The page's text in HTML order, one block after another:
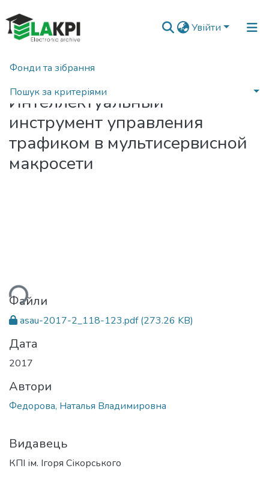
Увійти
Фонди та зібрання
Пошук за критеріями
Головна
Интеллектуальный
инструмент управления
трафиком в мультисервисной
макросети
Файли
asau-2017-2_118-123.pdf(273.26 KB)
Дата
2017
Автори
Федорова, Наталья Владимировна
Видавець
КПІ ім. Ігоря Сікорського